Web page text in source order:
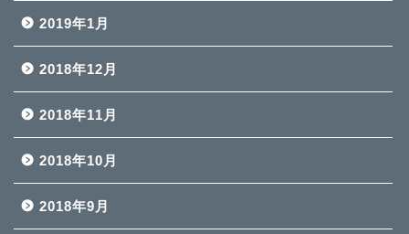
2019年1月
2018年12月
2018年11月
2018年10月
2018年9月